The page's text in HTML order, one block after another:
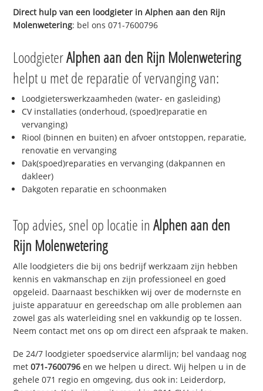
Direct hulp van een loodgieter inAlphen aan den Rijn
Molenwetering: bel ons 071-7600796
LoodgieterAlphen aan den Rijn Molenwetering
helpt u met de reparatie of vervanging van:
Loodgieterswerkzaamheden (water- en gasleiding)
CV installaties (onderhoud, (spoed)reparatie en
vervanging)
Riool (binnen en buiten) en afvoer ontstoppen, reparatie,
renovatie en vervanging
Dak(spoed)reparaties en vervanging (dakpannen en
dakleer)
Dakgoten reparatie en schoonmaken
Top advies, snel op locatie inAlphen aan den
Rijn Molenwetering
Alle loodgieters die bij ons bedrijf werkzaam zijn hebben
kennis en vakmanschap en zijn professioneel en goed
opgeleid. Daarnaast beschikken wij over de modernste en
juiste apparatuur en gereedschap om alle problemen aan
zowel gas als waterleiding snel en vakkundig op te lossen.
Neem contact met ons op om direct een afspraak te maken.
De 24/7 loodgieter spoedservice alarmlijn; bel vandaag nog
met071-7600796 en we helpen u direct. Wij helpen u in de
gehele 071 regio en omgeving, dus ook in: Leiderdorp,